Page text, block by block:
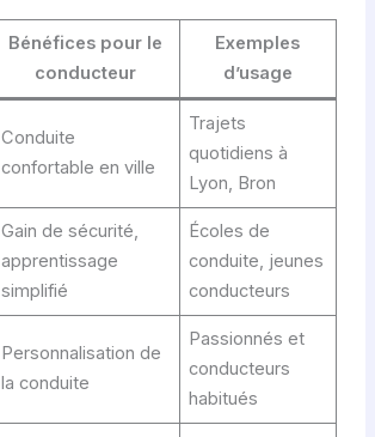
Bénéfices pour le
conducteur
Exemples
d’usage
Conduite
confortable en ville
Trajets
quotidiens à
Lyon, Bron
Gain de sécurité,
apprentissage
simplifié
Écoles de
conduite, jeunes
conducteurs
Personnalisation de
la conduite
Passionnés et
conducteurs
habitués